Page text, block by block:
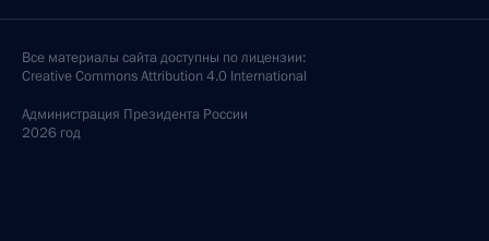
Москва, Кремль
Владимир Путин провел совещание